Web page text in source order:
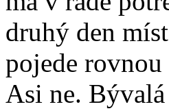
druhý den
pojede rovnou
Asi ne.